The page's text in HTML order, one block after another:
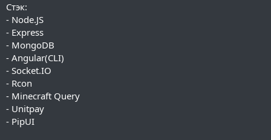
Стэк:
- Node.JS
- Express
- MongoDB
- Angular(CLI)
- Socket.IO
- Rcon
- Minecraft Query
- Unitpay
- PipUI